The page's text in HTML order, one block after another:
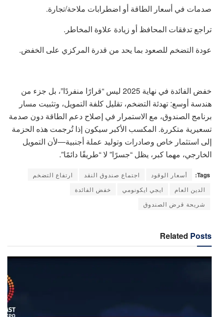
صدمات في أسعار الطاقة أو اضطرابات ملاحة/تجارة.
تراجع تدفقات المحافظ أو زيادة علاوة المخاطر.
عودة التضخم للصعود بما يحد من قدرة المركزي على الخفض.
خفض الفائدة في نهاية 2025 ليس “قرارًا منفردًا”، بل جزء من
هندسة أوسع: تهدئة التضخم، تقليل كلفة التمويل، وتثبيت مسار
برنامج الصندوق، مع الاستمرار في إصلاح دعم الطاقة دون صدمة
تسعيرية متكررة. المكسب الأكبر سيكون إذا تُرجمت هذه الحزمة
إلى استثمار خاص وصادرات وتوليد عملة أجنبية—لأن التمويل
الخارجي، مهما كبر، يظل “جسرًا” لا “طريقًا دائمًا”.
Tags: أسعار الوقود اجتماع صندوق النقد
ارتفاع التضخم
الدين العام
ايجي ايكونومي
خفض الفائدة
شريحة قرض الصندوق
Related Posts